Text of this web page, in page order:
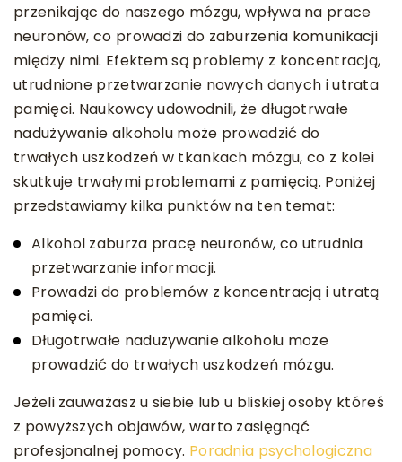
przenikając do naszego mózgu, wpływa na prace
neuronów, co prowadzi do zaburzenia komunikacji
między nimi. Efektem są problemy z koncentracją,
utrudnione przetwarzanie nowych danych i utrata
pamięci. Naukowcy udowodnili, że długotrwałe
nadużywanie alkoholu może prowadzić do
trwałych uszkodzeń w tkankach mózgu, co z kolei
skutkuje trwałymi problemami z pamięcią. Poniżej
przedstawiamy kilka punktów na ten temat:
Alkohol zaburza pracę neuronów, co utrudnia
przetwarzanie informacji.
Prowadzi do problemów z koncentracją i utratą
pamięci.
Długotrwałe nadużywanie alkoholu może
prowadzić do trwałych uszkodzeń mózgu.
Jeżeli zauważasz u siebie lub u bliskiej osoby któreś
z powyższych objawów, warto zasięgnąć
profesjonalnej pomocy. Poradnia psychologiczna